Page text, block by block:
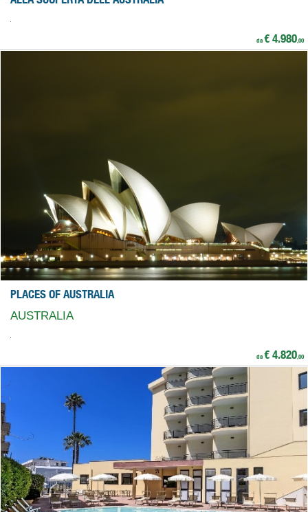
da€ 4.980,00
PLACES OF AUSTRALIA
AUSTRALIA
da€ 4.820,00